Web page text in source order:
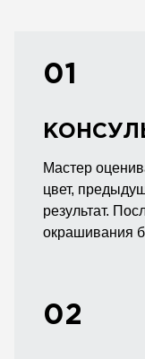
01
Мастер
цвет,
результат.
окрашивания
02